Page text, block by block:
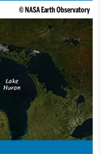
© NASA Earth Observatory